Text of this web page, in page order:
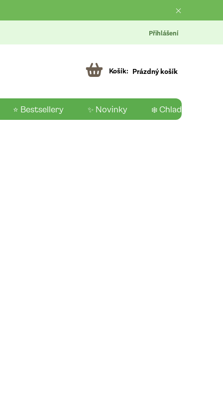
Přihlášení
Prázdný košík
⭐ Bestsellery ✨ Novinky ❄️ Chladící